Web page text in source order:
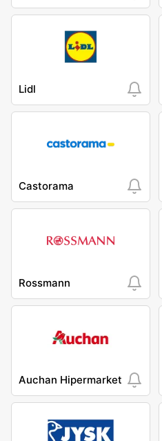
Lidl
Castorama
Rossmann
Auchan Hipermarket